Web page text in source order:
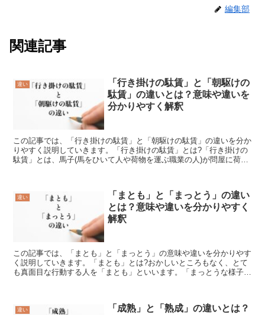
編集部
関連記事
違い
「行き掛けの駄賃」と「朝駆けの
駄賃」の違いとは？意味や違いを
分かりやすく解釈
この記事では、「行き掛けの駄賃」と「朝駆けの駄賃」の違いを分か
りやすく説明していきます。「行き掛けの駄賃」とは?「行き掛けの
駄賃」とは、馬子(馬をひいて人や荷物を運ぶ職業の人)が問屋に荷物
違い
「まとも」と「まっとう」の違い
とは？意味や違いを分かりやすく
解釈
この記事では、「まとも」と「まっとう」の意味や違いを分かりやす
く説明していきます。「まとも」とは?おかしいところもなく、とて
も真面目な行動する人を「まとも」といいます。「まっとうな様子」
違い
「成熟」と「熟成」の違いとは？